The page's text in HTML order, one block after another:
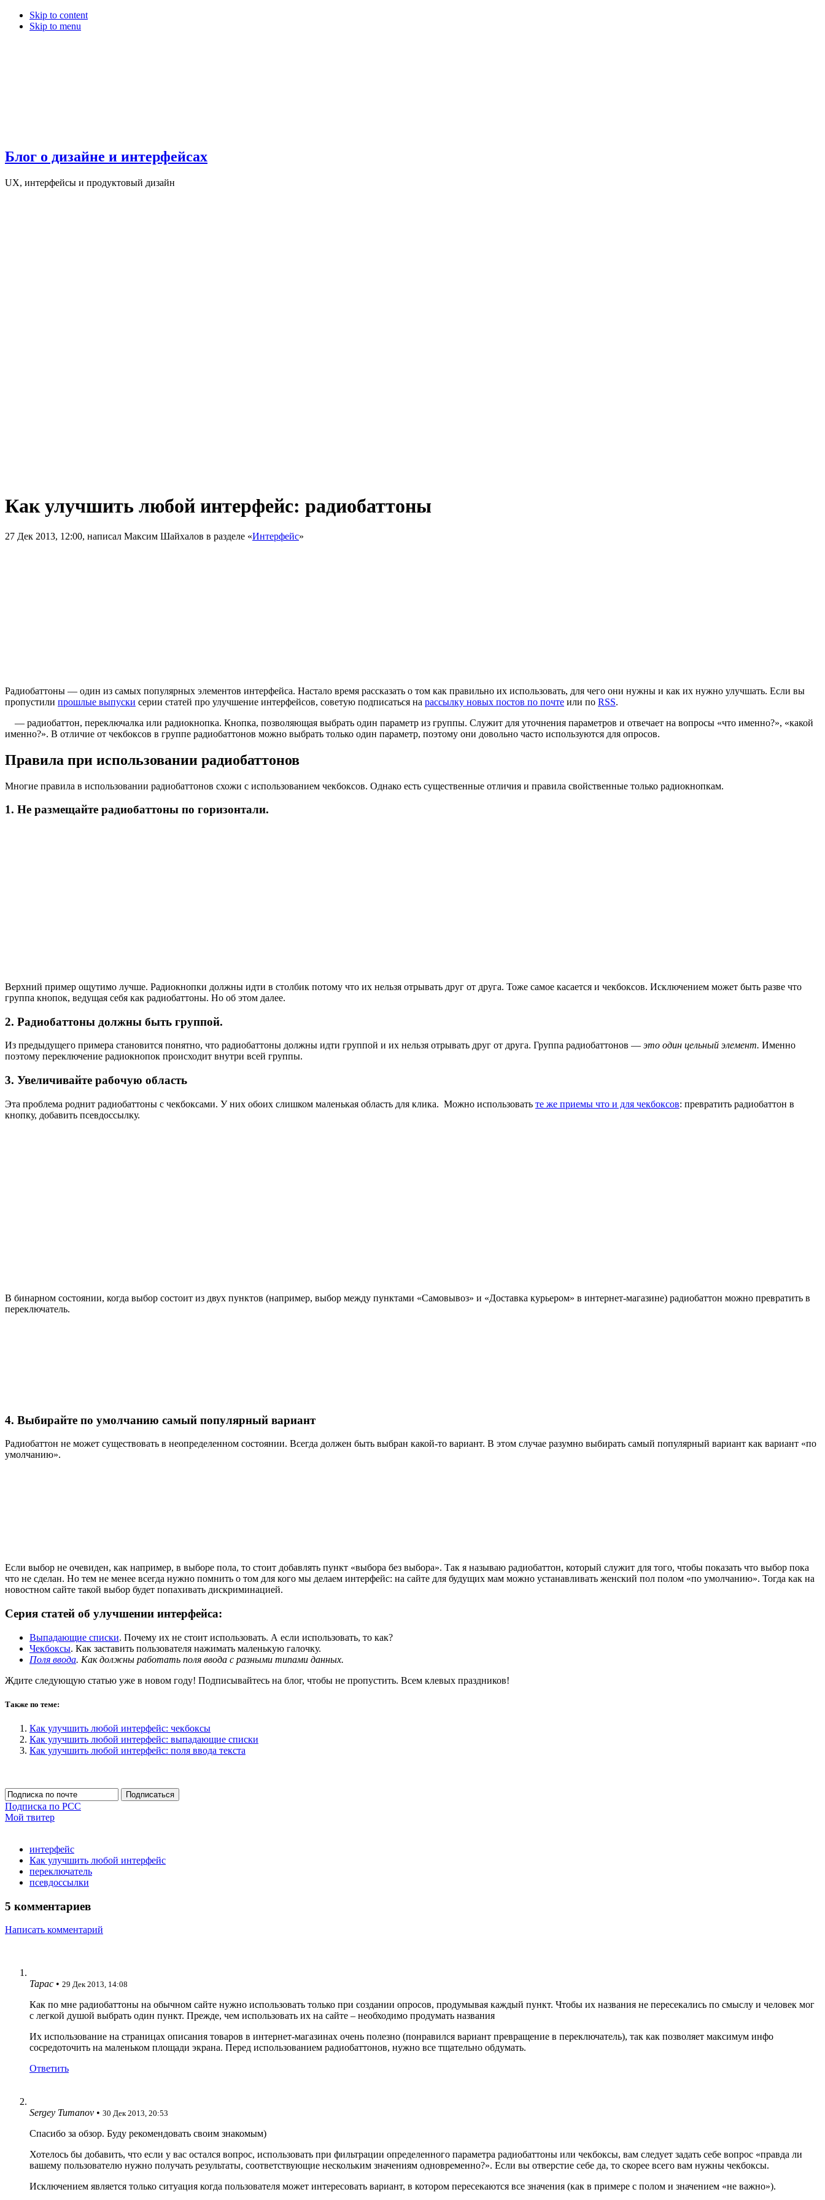
Skip to content
Skip to menu
Блог о дизайне и интерфейсах
UX, интерфейсы и продуктовый дизайн
Как улучшить любой интерфейс: радиобаттоны
27 Дек 2013, 12:00, написал Максим Шайхалов в разделе «Интерфейс»
Радиобаттоны — один из самых популярных элементов интерфейса. Настало время рассказать о том как правильно их использовать, для чего они нужны и как их нужно улучшать. Если вы
пропустили прошлые выпуски серии статей про улучшение интерфейсов, советую подписаться на рассылку новых постов по почте или по RSS.
— радиобаттон, переключалка или радиокнопка. Кнопка, позволяющая выбрать один параметр из группы. Служит для уточнения параметров и отвечает на вопросы «что именно?», «какой
именно?». В отличие от чекбоксов в группе радиобаттонов можно выбрать только один параметр, поэтому они довольно часто используются для опросов.
Правила при использовании радиобаттонов
Многие правила в использовании радиобаттонов схожи с использованием чекбоксов. Однако есть существенные отличия и правила свойственные только радиокнопкам.
1. Не размещайте радиобаттоны по горизонтали.
Верхний пример ощутимо лучше. Радиокнопки должны идти в столбик потому что их нельзя отрывать друг от друга. Тоже самое касается и чекбоксов. Исключением может быть разве что
группа кнопок, ведущая себя как радиобаттоны. Но об этом далее.
2. Радиобаттоны должны быть группой.
Из предыдущего примера становится понятно, что радиобаттоны должны идти группой и их нельзя отрывать друг от друга. Группа радиобаттонов — это один цельный элемент. Именно
поэтому переключение радиокнопок происходит внутри всей группы.
3. Увеличивайте рабочую область
Эта проблема роднит радиобаттоны с чекбоксами. У них обоих слишком маленькая область для клика. Можно использовать те же приемы что и для чекбоксов: превратить радиобаттон в
кнопку, добавить псевдоссылку.
В бинарном состоянии, когда выбор состоит из двух пунктов (например, выбор между пунктами «Самовывоз» и «Доставка курьером» в интернет-магазине) радиобаттон можно превратить в
переключатель.
4. Выбирайте по умолчанию самый популярный вариант
Радиобаттон не может существовать в неопределенном состоянии. Всегда должен быть выбран какой-то вариант. В этом случае разумно выбирать самый популярный вариант как вариант «по
умолчанию».
Если выбор не очевиден, как например, в выборе пола, то стоит добавлять пункт «выбора без выбора». Так я называю радиобаттон, который служит для того, чтобы показать что выбор пока
что не сделан. Но тем не менее всегда нужно помнить о том для кого мы делаем интерфейс: на сайте для будущих мам можно устанавливать женский пол полом «по умолчанию». Тогда как на
новостном сайте такой выбор будет попахивать дискриминацией.
Серия статей об улучшении интерфейса:
Выпадающие списки. Почему их не стоит использовать. А если использовать, то как?
Чекбоксы. Как заставить пользователя нажимать маленькую галочку.
Поля ввода. Как должны работать поля ввода с разными типами данных.
Ждите следующую статью уже в новом году! Подписывайтесь на блог, чтобы не пропустить. Всем клевых праздников!
Также по теме:
Как улучшить любой интерфейс: чекбоксы
Как улучшить любой интерфейс: выпадающие списки
Как улучшить любой интерфейс: поля ввода текста
Подписка по РСС
Мой твитер
интерфейс
Как улучшить любой интерфейс
переключатель
псевдоссылки
5 комментариев
Написать комментарий
Тарас • 29 Дек 2013, 14:08
Как по мне радиобаттоны на обычном сайте нужно использовать только при создании опросов, продумывая каждый пункт. Чтобы их названия не пересекались по смыслу и человек мог
с легкой душой выбрать один пункт. Прежде, чем использовать их на сайте – необходимо продумать названия
Их использование на страницах описания товаров в интернет-магазинах очень полезно (понравился вариант превращение в переключатель), так как позволяет максимум инфо
сосредоточить на маленьком площади экрана. Перед использованием радиобаттонов, нужно все тщательно обдумать.
Ответить
Sergey Tumanov • 30 Дек 2013, 20:53
Спасибо за обзор. Буду рекомендовать своим знакомым)
Хотелось бы добавить, что если у вас остался вопрос, использовать при фильтрации определенного параметра радиобаттоны или чекбоксы, вам следует задать себе вопрос «правда ли
вашему пользователю нужно получать результаты, соответствующие нескольким значениям одновременно?». Если вы отверстие себе да, то скорее всего вам нужны чекбоксы.
Исключением является только ситуация когда пользователя может интересовать вариант, в котором пересекаются все значения (как в примере с полом и значением «не важно»).